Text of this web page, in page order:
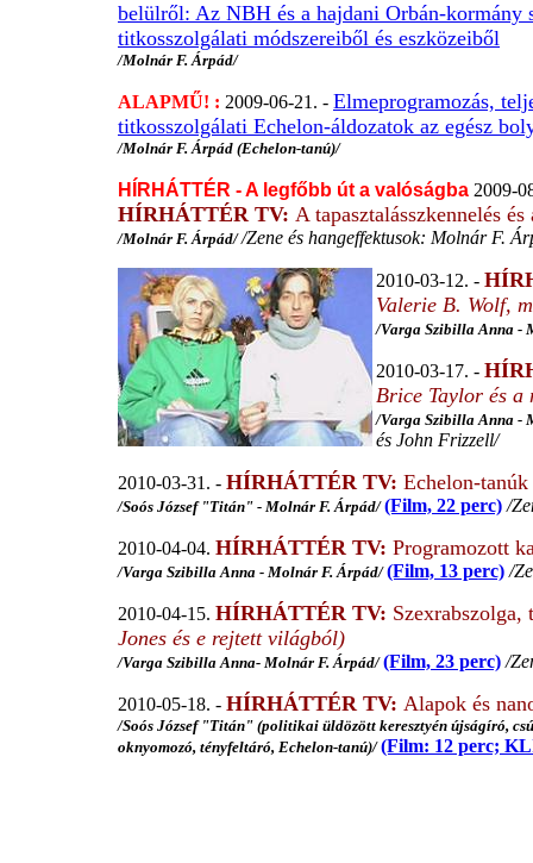
belülről: Az NBH és a hajdani Orbán-kormány
titkosszolgálati módszereiből és eszközeiből
/Molnár F. Árpád/
ALAPMŰ! : 2009-06-21. - Elmeprogramozás,
titkosszolgálati Echelon-áldozatok az egész
/Molnár F. Árpád (Echelon-tanú)/
HÍRHÁTTÉR - A legfőbb út a valóságba 2009-
HÍRHÁTTÉR TV: A tapasztalásszkennelés
/Molnár F. Árpád//Zene és hangeffektusok: Molnár F.
2010-03-12. -
Valerie B. Wolf,
/Varga Szibilla Anna -
2010-03-17. -
Brice Taylor és
/Varga Szibilla Anna -
és John Frizzell/
2010-03-31. - HÍRHÁTTÉR TV: Echelon-
/Soós József "Titán" - Molnár F. Árpád/(Film, 22 perc) /
2010-04-04. HÍRHÁTTÉR TV: Programozott
/Varga Szibilla Anna - Molnár F. Árpád/(Film, 13 perc) /
2010-04-15. HÍRHÁTTÉR TV:
Jones és e rejtett világból)
/Varga Szibilla Anna- Molnár F. Árpád/(Film, 23 perc) /
2010-05-18. - HÍRHÁTTÉR TV: Alapok és
/Soós József "Titán" (politikai üldözött keresztyén újságíró,
oknyomozó, tényfeltáró, Echelon-tanú)/(Film: 12 perc;